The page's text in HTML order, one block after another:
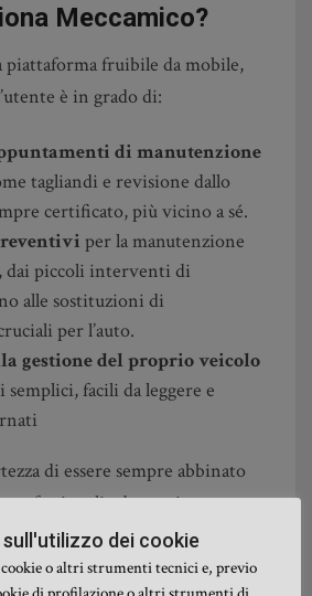
Meccamico?
piattaforma fruibile da mobile,
è in grado di:
di manutenzione
tagliandi e revisione dallo
certificato, più vicino a sé.
per la manutenzione
dai piccoli interventi di
alle sostituzioni di
per l’auto.
gestione del proprio veicolo
facili da leggere e
di essere sempre abbinato
ed onesti.
le cose bene quando nessuno ti
dei cookie
o altri strumenti tecnici e, previo